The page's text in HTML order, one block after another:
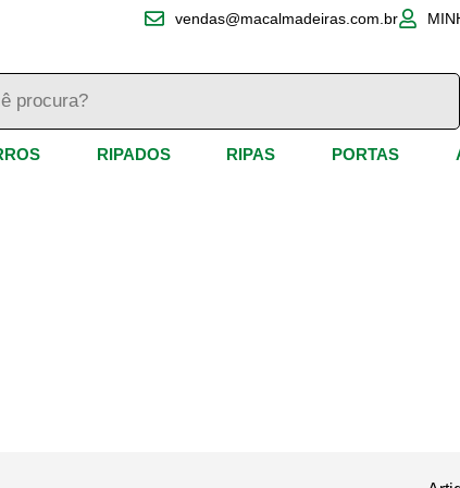
vendas@macalmadeiras.com.br
RIPADOS RIPAS PORTAS